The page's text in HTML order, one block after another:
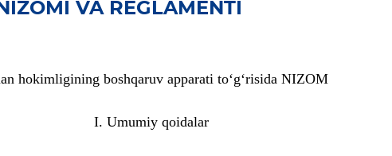
VA REGLAMENTI
hokimligining boshqaruv apparati to‘g‘risida NIZOM
I. Umumiy qoidalar